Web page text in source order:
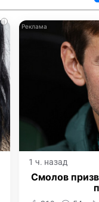
i
1 ч. назад
Смолов